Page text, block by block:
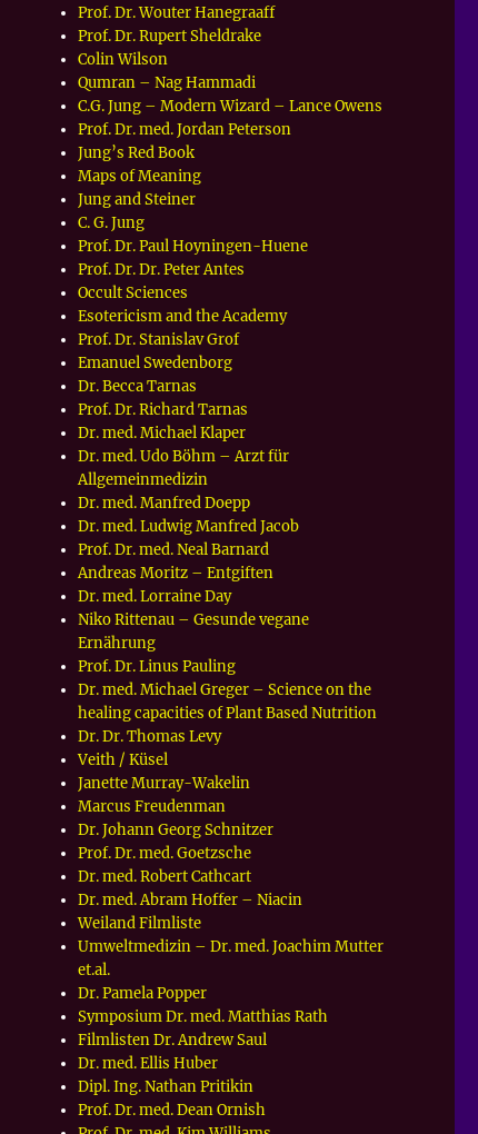
Prof. Dr. Wouter Hanegraaff
Prof. Dr. Rupert Sheldrake
Colin Wilson
Qumran – Nag Hammadi
C.G. Jung – Modern Wizard – Lance Owens
Prof. Dr. med. Jordan Peterson
Jung’s Red Book
Maps of Meaning
Jung and Steiner
C. G. Jung
Prof. Dr. Paul Hoyningen-Huene
Prof. Dr. Dr. Peter Antes
Occult Sciences
Esotericism and the Academy
Prof. Dr. Stanislav Grof
Emanuel Swedenborg
Dr. Becca Tarnas
Prof. Dr. Richard Tarnas
Dr. med. Michael Klaper
Dr. med. Udo Böhm – Arzt für
Allgemeinmedizin
Dr. med. Manfred Doepp
Dr. med. Ludwig Manfred Jacob
Prof. Dr. med. Neal Barnard
Andreas Moritz – Entgiften
Dr. med. Lorraine Day
Niko Rittenau – Gesunde vegane
Ernährung
Prof. Dr. Linus Pauling
Dr. med. Michael Greger – Science on the
healing capacities of Plant Based Nutrition
Dr. Dr. Thomas Levy
Veith / Küsel
Janette Murray-Wakelin
Marcus Freudenman
Dr. Johann Georg Schnitzer
Prof. Dr. med. Goetzsche
Dr. med. Robert Cathcart
Dr. med. Abram Hoffer – Niacin
Weiland Filmliste
Umweltmedizin – Dr. med. Joachim Mutter
et.al.
Dr. Pamela Popper
Symposium Dr. med. Matthias Rath
Filmlisten Dr. Andrew Saul
Dr. med. Ellis Huber
Dipl. Ing. Nathan Pritikin
Prof. Dr. med. Dean Ornish